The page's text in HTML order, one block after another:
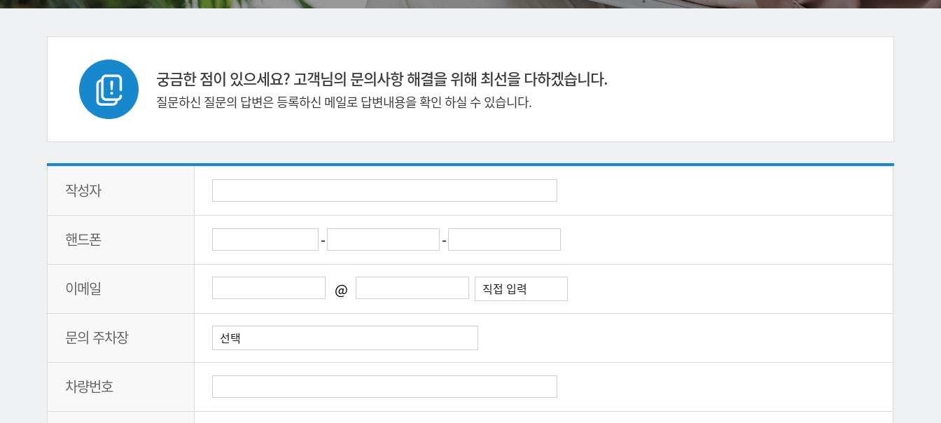
궁금한 점이 있으세요? 고객님의 문의사항 해결을 위해 최선을 다하겠습니다.
질문하신 질문의 답변은 등록하신 메일로 답변내용을 확인 하실 수 있습니다.
작성자
핸드폰 - -
이메일 @
문의 주차장
차량번호